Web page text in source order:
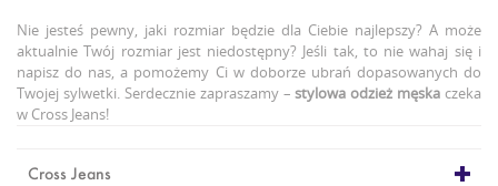
Nie jesteś pewny, jaki rozmiar będzie dla Ciebie najlepszy? A może
aktualnie Twój rozmiar jest niedostępny? Jeśli tak, to nie wahaj się i
napisz do nas, a pomożemy Ci w doborze ubrań dopasowanych do
Twojej sylwetki. Serdecznie zapraszamy –stylowa odzież męska czeka
w Cross Jeans!
Cross Jeans